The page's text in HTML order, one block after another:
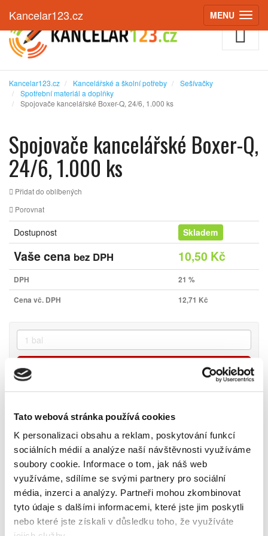
Tato webová stránka používá cookies
K personalizaci obsahu a reklam, poskytování funkcí
sociálních médií a analýze naší návštěvnosti využíváme
soubory cookie. Informace o tom, jak náš web
využíváme, sdílíme se svými partnery pro sociální
média, inzerci a analýzy. Partneři mohou zkombinovat
tyto údaje s dalšími informacemi, které jste jim poskytli
nebo které jste získali v důsledku toho, že využíváte
Kancelar123.cz Kancelářské a školní potřeby
Sešívačky
Spotřební materiál a doplňky
Spojovače kancelářské Boxer-Q, 24/6, 1.000 ks
Spojovače kancelářské Boxer-Q,
24/6, 1.000 ks
Přidat do oblíbených
Porovnat
Dostupnost Skladem
Vaše cena bez DPH 10,50 Kč
DPH
21 %
Cena vč. DPH
12,71 Kč
Skladem
Popis
MENU
Kancelar123.cz